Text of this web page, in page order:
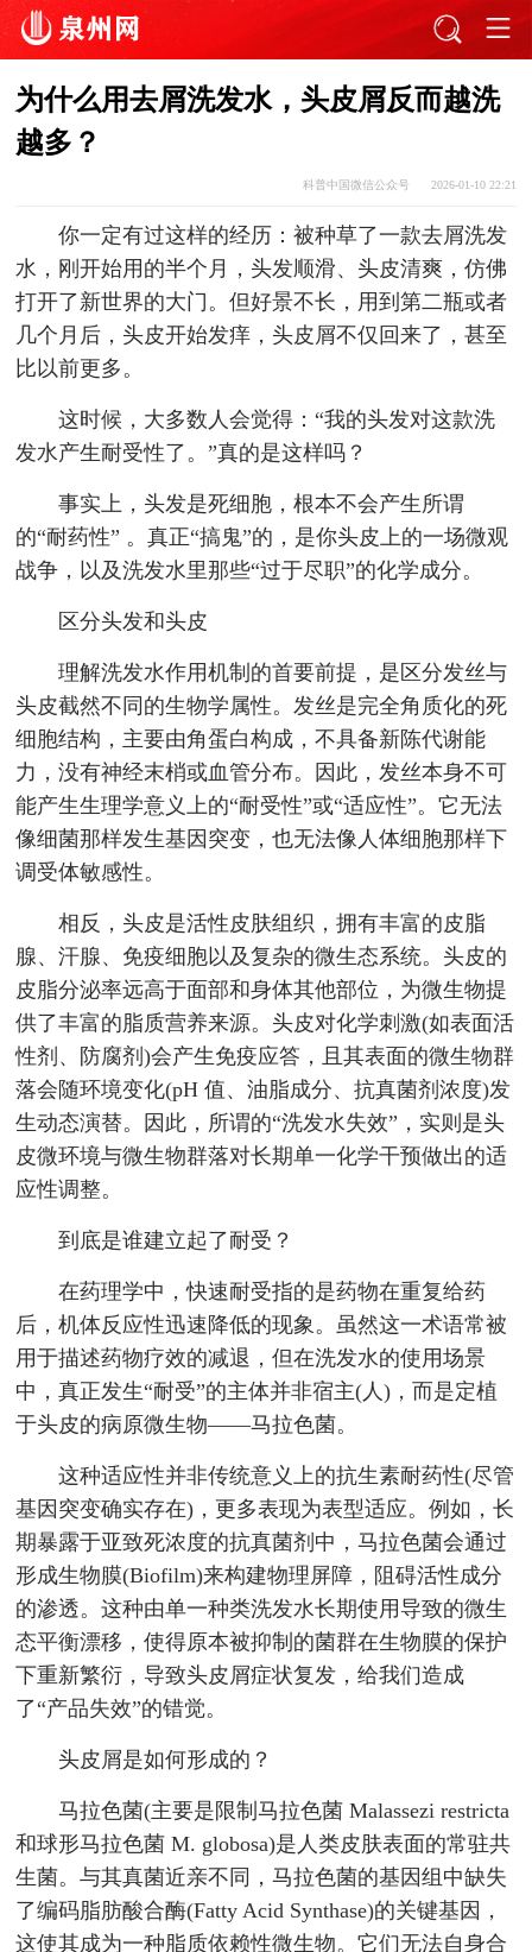
为什么用去屑洗发水，头皮屑反而越洗
越多？
科普中国微信公众号 2026-01-10 22:21
你一定有过这样的经历：被种草了一款去屑洗发
水，刚开始用的半个月，头发顺滑、头皮清爽，仿佛
打开了新世界的大门。但好景不长，用到第二瓶或者
几个月后，头皮开始发痒，头皮屑不仅回来了，甚至
比以前更多。
这时候，大多数人会觉得：“我的头发对这款洗
发水产生耐受性了。”真的是这样吗？
事实上，头发是死细胞，根本不会产生所谓
的“耐药性” 。真正“搞鬼”的，是你头皮上的一场微观
战争，以及洗发水里那些“过于尽职”的化学成分。
区分头发和头皮
理解洗发水作用机制的首要前提，是区分发丝与
头皮截然不同的生物学属性。发丝是完全角质化的死
细胞结构，主要由角蛋白构成，不具备新陈代谢能
力，没有神经末梢或血管分布。因此，发丝本身不可
能产生生理学意义上的“耐受性”或“适应性”。它无法
像细菌那样发生基因突变，也无法像人体细胞那样下
调受体敏感性。
相反，头皮是活性皮肤组织，拥有丰富的皮脂
腺、汗腺、免疫细胞以及复杂的微生态系统。头皮的
皮脂分泌率远高于面部和身体其他部位，为微生物提
供了丰富的脂质营养来源。头皮对化学刺激(如表面活
性剂、防腐剂)会产生免疫应答，且其表面的微生物群
落会随环境变化(pH 值、油脂成分、抗真菌剂浓度)发
生动态演替。因此，所谓的“洗发水失效”，实则是头
皮微环境与微生物群落对长期单一化学干预做出的适
应性调整。
到底是谁建立起了耐受？
在药理学中，快速耐受指的是药物在重复给药
后，机体反应性迅速降低的现象。虽然这一术语常被
用于描述药物疗效的减退，但在洗发水的使用场景
中，真正发生“耐受”的主体并非宿主(人)，而是定植
于头皮的病原微生物——马拉色菌。
这种适应性并非传统意义上的抗生素耐药性(尽管
基因突变确实存在)，更多表现为表型适应。例如，长
期暴露于亚致死浓度的抗真菌剂中，马拉色菌会通过
形成生物膜(Biofilm)来构建物理屏障，阻碍活性成分
的渗透。这种由单一种类洗发水长期使用导致的微生
态平衡漂移，使得原本被抑制的菌群在生物膜的保护
下重新繁衍，导致头皮屑症状复发，给我们造成
了“产品失效”的错觉。
头皮屑是如何形成的？
马拉色菌(主要是限制马拉色菌 Malassezi restricta
和球形马拉色菌 M. globosa)是人类皮肤表面的常驻共
生菌。与其真菌近亲不同，马拉色菌的基因组中缺失
了编码脂肪酸合酶(Fatty Acid Synthase)的关键基因，
这使其成为一种脂质依赖性微生物。它们无法自身合